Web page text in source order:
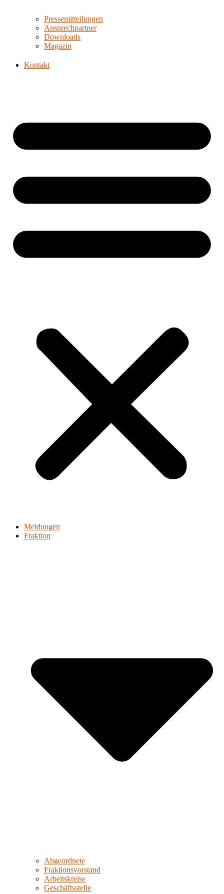
Pressemitteilungen
Ansprechpartner
Downloads
Magazin
Kontakt
Meldungen
Fraktion
Abgeordnete
Fraktionsvorstand
Arbeitskreise
Geschäftsstelle